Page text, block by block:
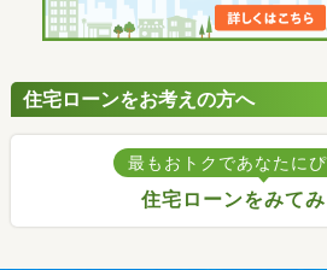
住宅ローンをお考えの方へ
最もおトクであなたに
住宅ローンをみてみ